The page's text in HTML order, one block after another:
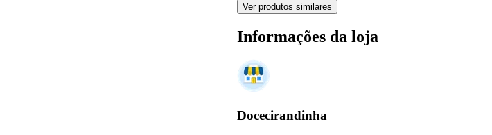
Ver produtos similares
Informações da loja
Docecirandinha